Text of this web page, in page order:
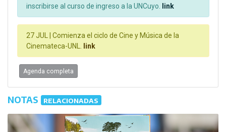
inscribirse al curso de ingreso a la UNCuyo. link
27 JUL | Comienza el ciclo de Cine y Música de la
Cinemateca-UNL.
link
Agenda completa
NOTAS RELACIONADAS